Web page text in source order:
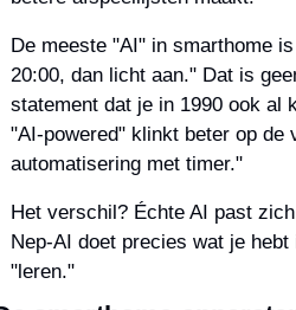
De meeste "AI" in smarthome
20:00, dan licht aan." Dat is
statement dat je in 1990 ook al
"AI-powered" klinkt beter op de
automatisering met timer."
Het verschil? Échte AI past
Nep-AI doet precies wat je
"leren."